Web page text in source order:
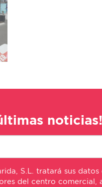
noticias!
S.L. tratará sus
del centro comercial,